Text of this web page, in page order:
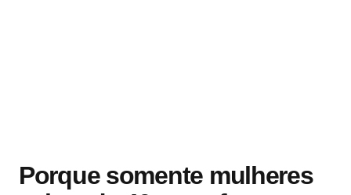
Porque somente mulheres